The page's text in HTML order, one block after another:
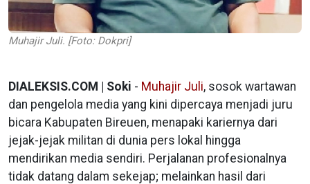
Muhajir Juli. [Foto: Dokpri]
DIALEKSIS.COM | Soki - Muhajir Juli, sosok wartawan
dan pengelola media yang kini dipercaya menjadi juru
bicara Kabupaten Bireuen, menapaki kariernya dari
jejak-jejak militan di dunia pers lokal hingga
mendirikan media sendiri. Perjalanan profesionalnya
tidak datang dalam sekejap; melainkan hasil dari